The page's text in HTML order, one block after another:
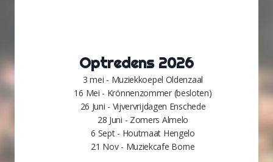
Optredens 2026
3 mei - Muziekkoepel Oldenzaal
16 Mei - Krönnenzommer (besloten)
26 Juni - Vijvervrijdagen Enschede
28 Juni - Zomers Almelo
6 Sept - Houtmaat Hengelo
21 Nov - Muziekcafe Borne